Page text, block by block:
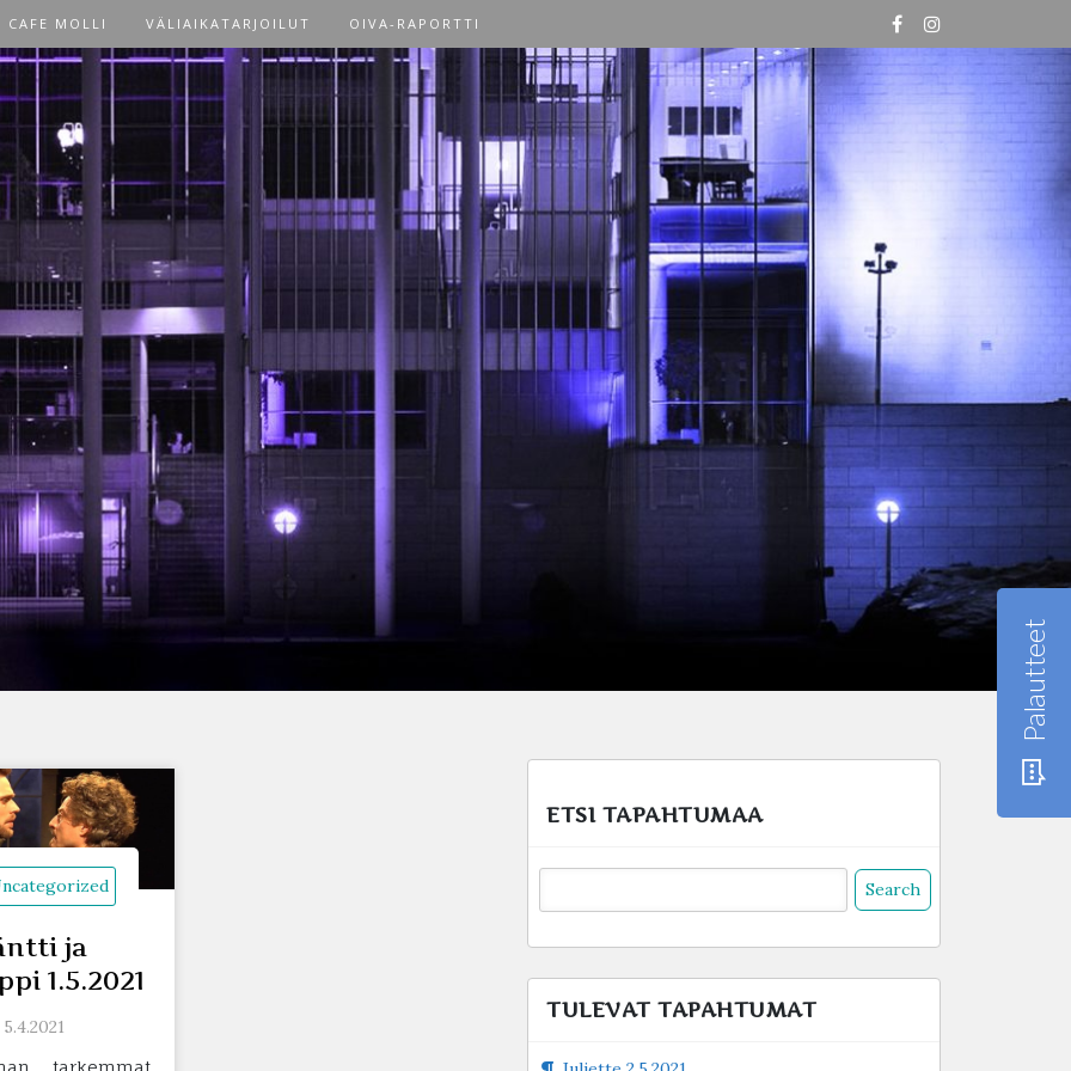
CAFE MOLLI VÄLIAIKATARJOILUT OIVA-RAPORTTI
ja
1.5.2021
5.4.2021
tarkemmat
ETSI TAPAHTUMAA
Search
TULEVAT TAPAHTUMAT
Palautteet